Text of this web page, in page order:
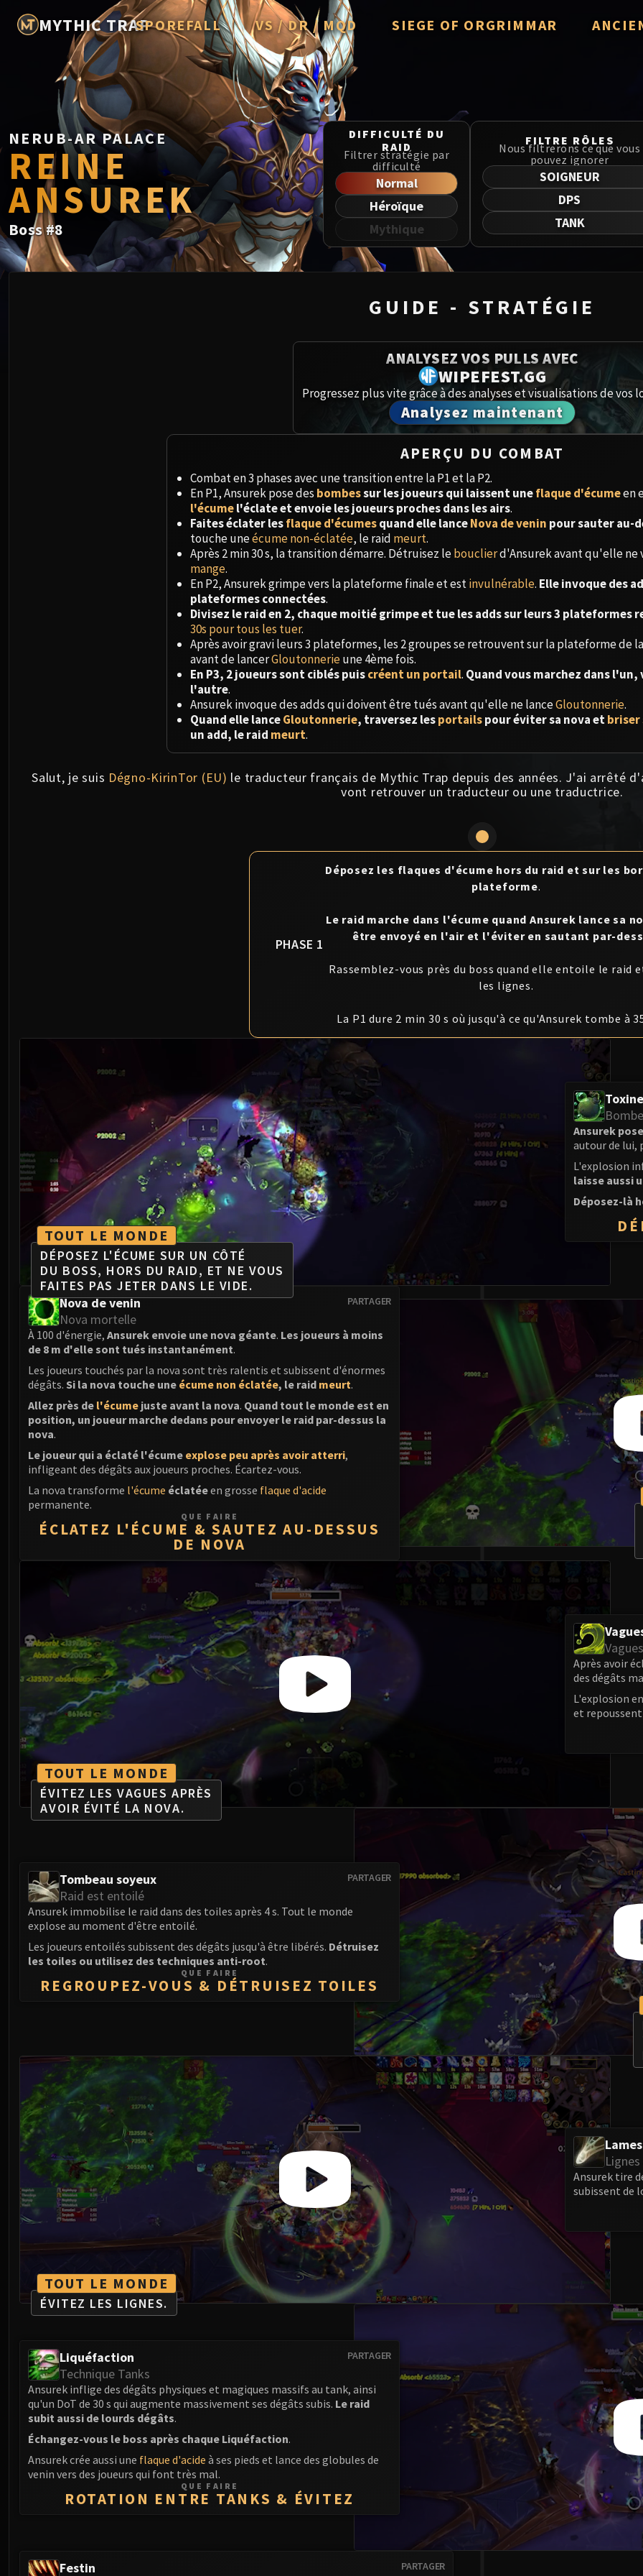
MYTHIC TRAPSPOREFALL
Rotmire
VS / DR / MQD
Imperator Averzian
Vorasius
Vaelgor & Ezzorak
Fallen-King Salhadaar
Lightblinded Vanguard
Crown of the Cosmos
Chimaerus the Undreamt God
Belo'ren, Child of Al'ar
SIEGE OF ORGRIMMAR
Norushen
Sha of Pride
Galakras
Iron Juggernaut
Kor'kron Dark Shaman
General Nazgrim
Malkorok
Thok the Bloodthirsty
Siegecrafter Blackfuse
Paragons of the Klaxxi
Garrosh Hellscream
MSV /
Dragon
Nerub-ar
TotFW /
Aberrus
Caveau
Ruby
Trial of
Ulduar
NERUB-AR PALACE
REINE
ANSUREK
Boss#8
DIFFICULTÉ DU
RAID
Filtrer stratégie par
difficulté
Normal
Héroïque
Mythique
FILTRE RÔLES
Nous filtrerons ce que vous
pouvez ignorer
SOIGNEUR
DPS
TANK
GUIDE - STRATÉGIE
ANALYSEZ VOS PULLS AVEC
WIPEFEST.GG
Progressez plus vite grâce à des analyses et visualisations de vos
Analysez maintenant
APERÇU DU COMBAT
Combat en 3 phases avec une transition entre la P1 et la P2.
En P1, Ansurek pose des bombessur les joueurs qui laissent uneflaque d'écumeen
l'écumel'éclate et envoie les joueurs proches dans les airs.
Faites éclater lesflaque d'écumesquand elle lanceNova de venin pour sauter au-
touche uneécume non-éclatée, le raid meurt.
Après 2 min 30 s, la transition démarre. Détruisez lebouclierd'Ansurek avant qu'elle ne
mange.
En P2, Ansurek grimpe vers la plateforme finale et estinvulnérable. Elle invoque des
plateformes connectées.
Divisez le raid en 2, chaque moitié grimpe et tue les adds sur leurs 3 plateformes
30s pour tous les tuer.
Après avoir gravi leurs 3 plateformes, les 2 groupes se retrouvent sur la plateforme de
avant de lancerGloutonnerieune 4ème fois.
En P3, 2 joueurs sont ciblés puiscréent un portail. Quand vous marchez dans
l'autre.
Ansurek invoque des adds qui doivent être tués avant qu'elle ne lanceGloutonnerie.
Quand elle lanceGloutonnerie, traversez lesportailspour éviter sa nova etbriser
un add, le raid meurt.
Salut, je suis Dégno-KirinTor (EU) le traducteur français de Mythic Trap depuis des années. J'ai arrêté
vont retrouver un traducteur ou une traductrice.
PHASE 1
Déposez les flaques d'écume hors du raid et sur les
plateforme.
Le raid marche dans l'écume quand Ansurek lance sa
être envoyé en l'air et l'éviter en sautant par-
Rassemblez-vous près du boss quand elle entoile le raid
les lignes.
La P1 dure 2 min 30 s où jusqu'à ce qu'Ansurek tombe à
TOUT LE MONDE
DÉPOSEZ L'ÉCUME SUR UN CÔTÉ
DU BOSS, HORS DU RAID, ET NE VOUS
FAITES PAS JETER DANS LE VIDE.
Ansurek
autour de lui,
L'explosion
laisse aussi
Déposez-là
PARTAGER
Nova de venin
Nova mortelle
À 100 d'énergie, Ansurek envoie une nova géante. Les joueurs à moins
de 8 m d'elle sont tués instantanément.
Les joueurs touchés par la nova sont très ralentis et subissent d'énormes
dégâts. Si la nova touche une écume non éclatée, le raid meurt.
Allez près de l'écume juste avant la nova. Quand tout le monde est en
position, un joueur marche dedans pour envoyer le raid par-dessus la
nova.
Le joueur qui a éclaté l'écume explose peu après avoir atterri,
infligeant des dégâts aux joueurs proches. Écartez-vous.
La nova transforme l'écume éclatéeen grosse flaque d'acide
permanente.
QUE FAIRE
ÉCLATEZ L'ÉCUME & SAUTEZ AU-DESSUS
DE NOVA
TOUT LE MONDE
ÉVITEZ LES VAGUES APRÈS
AVOIR ÉVITÉ LA NOVA.
Après avoir
des dégâts
L'explosion
et
PARTAGER
Tombeau soyeux
Raid est entoilé
Ansurek immobilise le raid dans des toiles après 4 s. Tout le monde
explose au moment d'être entoilé.
Les joueurs entoilés subissent des dégâts jusqu'à être libérés. Détruisez
les toiles ou utilisez des techniques anti-root.
QUE FAIRE
REGROUPEZ-VOUS & DÉTRUISEZ TOILES
TOUT LE MONDE
ÉVITEZ LES LIGNES.
Ansurek tire
subissent de
PARTAGER
Liquéfaction
Technique Tanks
Ansurek inflige des dégâts physiques et magiques massifs au tank, ainsi
qu'un DoT de 30 s qui augmente massivement ses dégâts subis. Le raid
subit aussi de lourds dégâts.
Échangez-vous le boss après chaque Liquéfaction.
Ansurek crée aussi une flaque d'acide à ses pieds et lance des globules de
venin vers des joueurs qui font très mal.
QUE FAIRE
ROTATION ENTRE TANKS & ÉVITEZ
PARTAGER
Festin